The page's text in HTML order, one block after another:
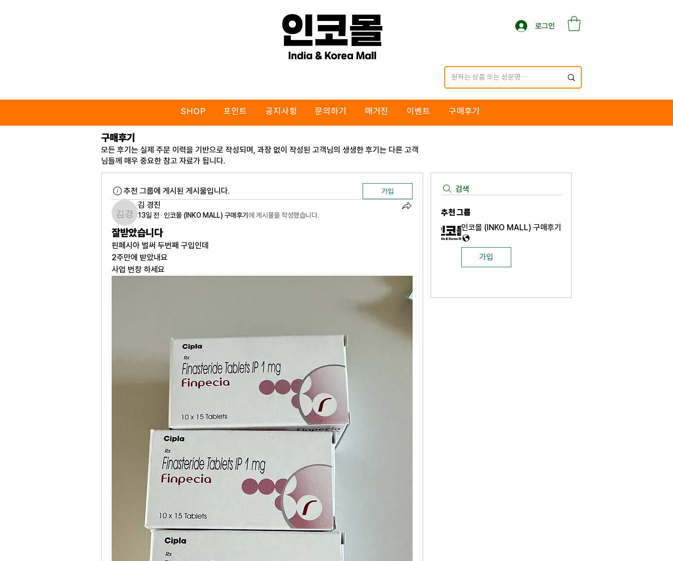
로그인
SHOP 포인트 공지사항 문의하기 매거진 이벤트 구매후기
구매후기
모든 후기는 실제 주문 이력을 기반으로 작성되며, 과장 없이 작성된 고객님의 생생한 후기는 다른 고객
님들께 매우 중요한 참고 자료가 됩니다.
검색
추천 그룹
인코몰 (INKO MALL) 구매후기
가입
추천 그룹에 게시된 게시물입니다. 가입
김 경진
김 경진
13일 전 · 인코몰 (INKO MALL) 구매후기 에 게시물을 작성했습니다.
잘받았습니다
핀페시아 벌써 두번째 구입인데
2주만에 받았내요
사업 번창 하세요